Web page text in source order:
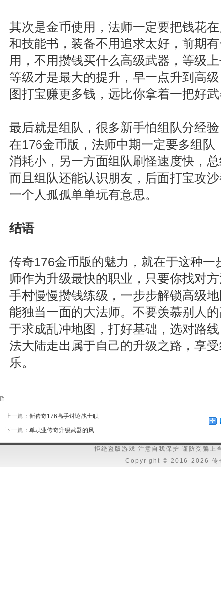
其次是金币使用，法师一定要把钱花
和技能书，装备不用追求太好，前期
用，不用攒钱买什么高级武器，等级
等级才是最大的提升，早一点升到高
图打宝赚更多钱，远比你拿着一把好
最后就是组队，很多新手怕组队分经
在176金币版，法师中期一定要多组队
消耗小，另一方面组队刷怪速度快，
而且组队还能认识朋友，后面打宝攻
一个人孤孤单单玩有意思。
结语
传奇176金币版的魅力，就在于这种一
师作为升级最快的职业，只要你找对
手村慢慢攒钱练级，一步步解锁高级
能独当一面的大法师。不要羡慕别人
于求成乱冲地图，打好基础，选对路
法大陆走出属于自己的升级之路，享
乐。
上一篇： 新传奇176高手讨论战士职
下一篇： 单职业传奇升级武器的风
拒绝盗版游戏 注意自我保护 谨防受骗上
Copyright © 2016-2026 传